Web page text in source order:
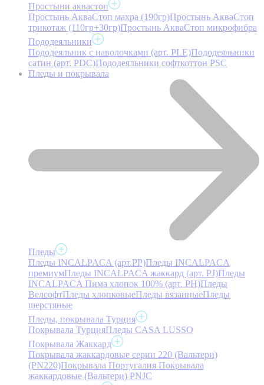
Простыни аквастоп
Простынь АкваСтоп махра (190гр)Простынь АкваСтоп
трикотаж (110гр+30гр)Простынь АкваСтоп микрофибра
Пододеяльники
Пододеяльник с наволочками (арт. PLE)Пододеяльники
сатин (арт. PDC)Пододеяльники софткоттон PSC
Пледы и покрывала
Пледы
Пледы INCALPACA (арт.PP)Пледы INCALPACA
премиумПледы INCALPACA жаккард (арт. PJ)Пледы
INCALPACA Пима хлопок 100% (арт. PH)Пледы
ВелсофтПледы хлопковыеПледы вязанныеПледы
шерстяные
Пледы, покрывала Турция
Покрывала ТурцияПледы CASA LUSSO
Покрывала Жаккард
Покрывала жаккардовые серии 220 (Вальтери)
(PN220)Покрывала Португалия Покрывала
жаккардовые (Вальтери) PNJC